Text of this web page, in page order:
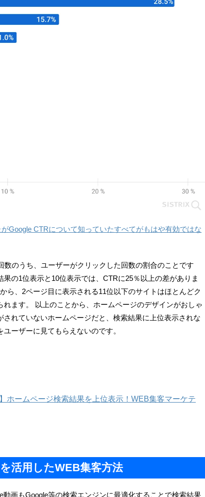
Google CTRについて知っていたすべてがもはや有効ではな
数のうち、ユーザーがクリックした回数の割合のことです
の1位表示と10位表示では、CTRに25％以上の差がありま
ら、2ページ目に表示される11位以下のサイトはほとんどク
れます。 以上のことから、ホームページのデザインがおしゃ
れていないホームページだと、検索結果に上位表示されな
ーザーに見てもらえないのです。
ホームページ検索結果を上位表示！WEB集客マーケテ
活用したWEB集客方法
動画もGoogle等の検索エンジンに最適化することで検索結果